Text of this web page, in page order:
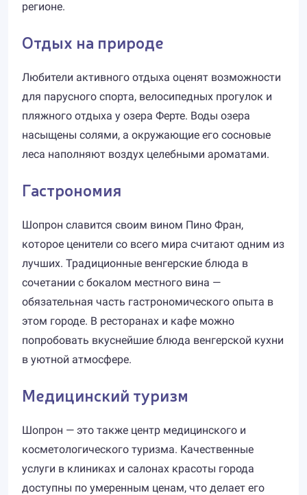
регионе.
Отдых на природе
Любители активного отдыха оценят возможности
для парусного спорта, велосипедных прогулок и
пляжного отдыха у озера Ферте. Воды озера
насыщены солями, а окружающие его сосновые
леса наполняют воздух целебными ароматами.
Гастрономия
Шопрон славится своим вином Пино Фран,
которое ценители со всего мира считают одним из
лучших. Традиционные венгерские блюда в
сочетании с бокалом местного вина —
обязательная часть гастрономического опыта в
этом городе. В ресторанах и кафе можно
попробовать вкуснейшие блюда венгерской кухни
в уютной атмосфере.
Медицинский туризм
Шопрон — это также центр медицинского и
косметологического туризма. Качественные
услуги в клиниках и салонах красоты города
доступны по умеренным ценам, что делает его